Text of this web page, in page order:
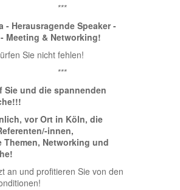
- Herausragende Speaker -
Meeting & Networking!
Sie nicht fehlen!
Sie und die spannenden
vor Ort in Köln, die
innen,
Networking und
an und profitieren Sie von den